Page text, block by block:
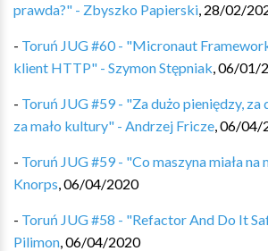
prawda?" - Zbyszko Papierski, 28/02/
- Toruń JUG #60 - "Micronaut
klient HTTP" - Szymon Stępniak,06/01/
- Toruń JUG #59 - "Za dużo pieniędzy,
za mało kultury" - Andrzej Fricze,06/04/
- Toruń JUG #59 - "Co maszyna miała
Knorps,06/04/2020
- Toruń JUG #58 - "Refactor And Do It
Pilimon,06/04/2020